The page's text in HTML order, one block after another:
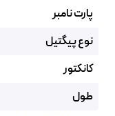
پارت نامبر
نوع پیگتیل
کانکتور
طول